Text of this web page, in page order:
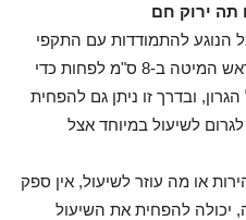
תה ירוק חם
הנוגע להתמודדות עם התקפי
. מומלץ להרים את ראש המיטה ב-8 ס"מ לפחות כדי
ובדרך זו ניתן גם להפחית
לשיעול במיוחד אצל
או מה עוזר לשיעול, אין ספק
להפחית את השיעול